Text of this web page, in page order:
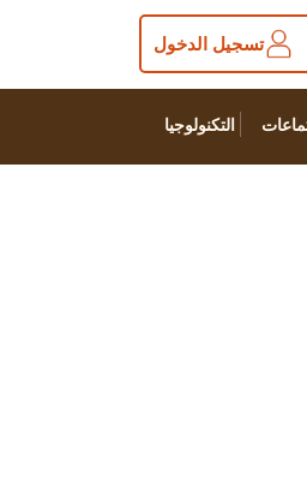
تسجيل الدخول
التكنولوجيا